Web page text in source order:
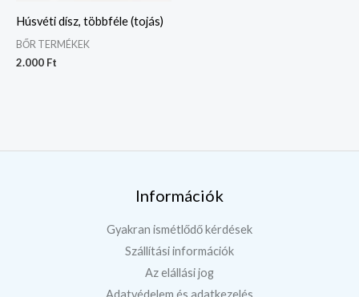
Húsvéti dísz, többféle (tojás)
BŐR TERMÉKEK
2.000 Ft
Információk
Gyakran ismétlődő kérdések
Szállítási információk
Az elállási jog